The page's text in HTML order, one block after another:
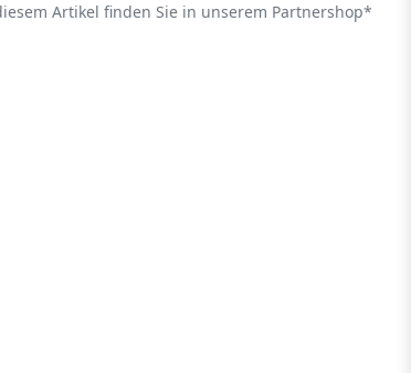
Artikel finden Sie in unserem Partnershop*